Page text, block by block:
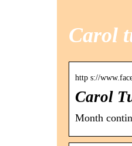
Carol
http s://
Carol
Month